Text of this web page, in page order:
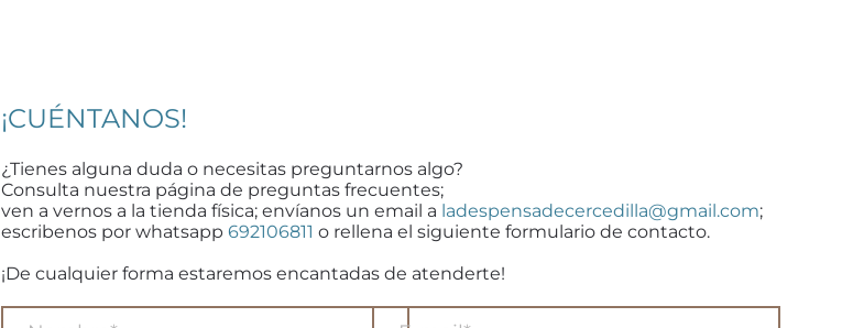
¡CUÉNTANOS!
¿Tienes alguna duda o necesitas preguntarnos algo?
Consulta nuestra página de preguntas frecuentes;
ven a vernos a la tienda física; envíanos un email a ladespensadecercedilla@gmail.com;
escribenos por whatsapp 692106811 o rellena el siguiente formulario de contacto.
¡De cualquier forma estaremos encantadas de atenderte!